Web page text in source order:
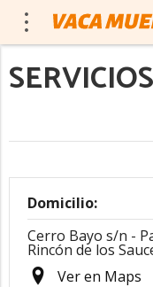
Domicilio:
Cerro Bayo s/n -
Rincón de los
Ver en Maps